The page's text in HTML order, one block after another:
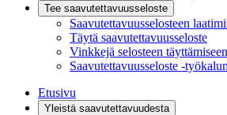
Tee saavutettavuusseloste
Saavutettavuus­selosteen
Täytä saavutettavuusseloste
Vinkkejä selosteen täyttämiseen
Saavutettavuusseloste -
Etusivu
Yleistä saavutettavuudesta